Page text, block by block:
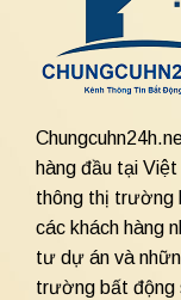
hàng đầu tại
thông thị trường
các khách hàng
tư dự án và
trường bất động